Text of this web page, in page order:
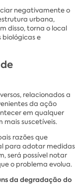
negativamente o
urbana,
disso, torna o local
e
relacionados a
da ação
em qualquer
mais suscetíveis.
razões que
para adotar medidas
será possível notar
o problema evolua.
da degradação do